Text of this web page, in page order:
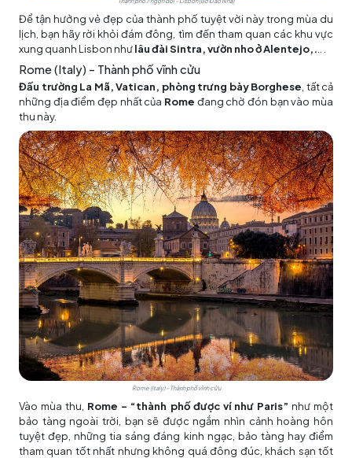
Để tận hưởng vẻ đẹp của thành phố tuyệt vời này trong mùa du
lịch, bạn hãy rời khỏi đám đông, tìm đến tham quan các khu vực
xung quanh Lisbon nhưlâu đài Sintra, vườn nho ở Alentejo,.
Rome (Italy) – Thành phố vĩnh cửu
Đấu trường La Mã, Vatican, phòng trưng bày Borghese , tất cả
những địa điểm đẹp nhất của Rome đang chờ đón bạn vào mùa
thu này.
Rome (Italy) – Thành phố vĩnh cửu
Vào mùa thu, Rome – “thành phố được ví như Paris” như một
bảo tàng ngoài trời, bạn sẽ được ngắm nhìn cảnh hoàng hôn
tuyệt đẹp, những tia sáng đáng kinh ngạc, bảo tàng hay điểm
tham quan tốt nhất nhưng không quá đông đúc, khách sạn tốt